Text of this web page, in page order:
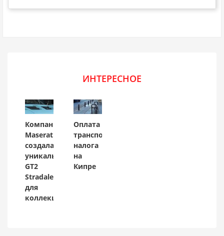
ИНТЕРЕСНОЕ
Компания
Maserati
создала
уникальный
GT2
Stradale
для
коллекционера
Оплата
транспортного
налога
на
Кипре